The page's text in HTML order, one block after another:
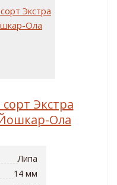
Экстра
Ола
Липа
14 мм